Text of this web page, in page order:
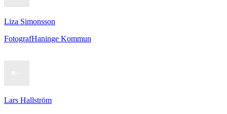
Liza Simonsson
FotografHaninge Kommun
Lars Hallström